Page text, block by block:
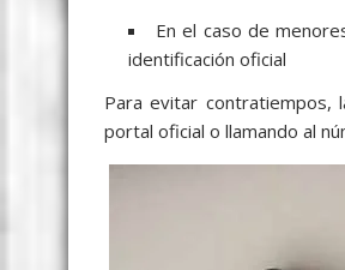
En el caso de
identificación oficial
Para evitar contratiempos,
portal oficial o llamando al